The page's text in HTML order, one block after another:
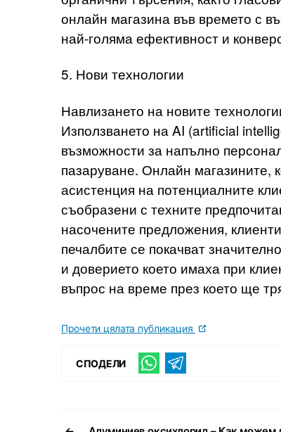
онлайн магазина във времето с
най-голяма ефективност и
5. Нови технологии
Навлизането на новите
Използването на AI (artificial
възможности за напълно
пазаруване. Онлайн магазините,
асистенция на потенциалните
съобразени с техните
насочените предложения,
печалбите се покачват
и доверието което имаха при
въпрос на време през което ще
Прочети цялата публикация
СПОДЕЛИ